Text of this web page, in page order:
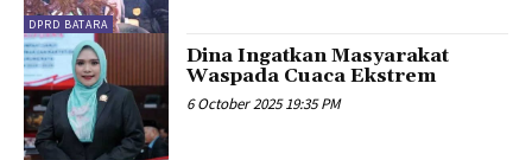
DPRD BATARA
Dina Ingatkan Masyarakat
Waspada Cuaca Ekstrem
6 October 2025 19:35 PM